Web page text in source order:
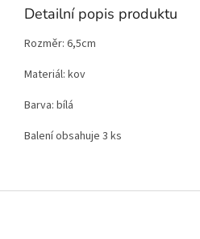
Detailní popis produktu
Rozměr: 6,5cm
Materiál: kov
Barva: bílá
Balení obsahuje 3 ks
Z